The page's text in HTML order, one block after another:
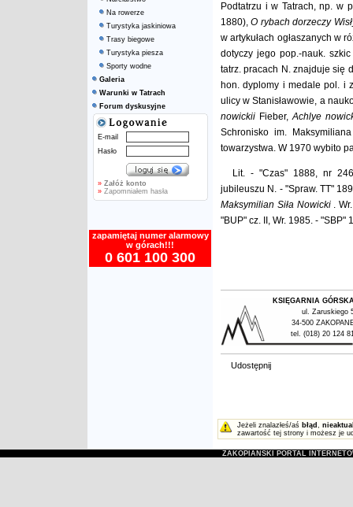
Na rowerze
Turystyka jaskiniowa
Trasy biegowe
Turystyka piesza
Sporty wodne
Galeria
Warunki w Tatrach
Forum dyskusyjne
E-mail
Hasło
» Załóż konto
»Zapomniałem hasła
zapamiętaj numer alarmowy
w górach!!!
0 601 100 300
Podtatrzu i w Tatrach, np. w
1880),O rybach dorzeczy
w artykułach ogłaszanych w
dotyczy jego pop.-nauk.
tatrz. pracach N. znajduje się
hon. dyplomy i medale pol. i
ulicy w Stanisławowie, a
nowickii Fieber,Achlye
Schronisko im.
towarzystwa. W 1970 wybito
Lit. - "Czas" 1888, nr
jubileuszu N. - "Spraw. TT"
Maksymilian Siła Nowicki .
"BUP" cz. II, Wr. 1985. - "SBP"
KSIĘGARNIA
ul. Zaruskiego
34-500
tel. (018) 20 124
Udostępnij
Jeżeli znalazłeś/aś błąd ,
zawartość tej strony i możesz je
ZAKOPIAŃSKI PORTAL